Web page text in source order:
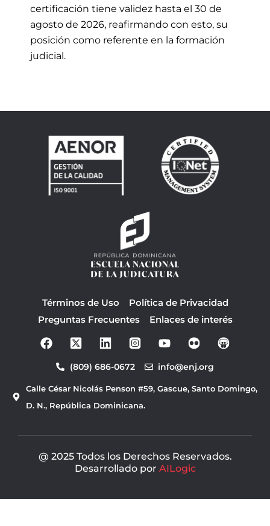
certificación tiene validez hasta el 30 de
agosto de 2026, reafirmando con esto, su
posición como referente en la formación
judicial.
Términos de Uso
Política de Privacidad
Preguntas Frecuentes
Enlaces de interés
F
a
b
o
o
o
t
b
(809) 686-0672 info@enj.org
Calle César Nicolás Penson #59, Gascue, Santo Domingo,
D. N., República Dominicana.
@ 2025 Todos los Derechos Reservados.
Desarrollado por AILogic